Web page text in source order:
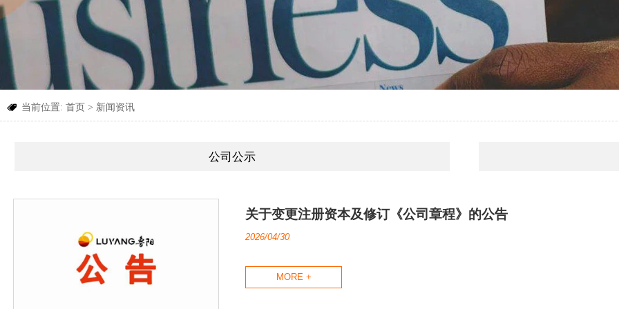
 当前位置:首页 > 新闻资讯
公司公示
关于变更注册资本及修订《公司章程》的公告
2026/04/30
MORE +